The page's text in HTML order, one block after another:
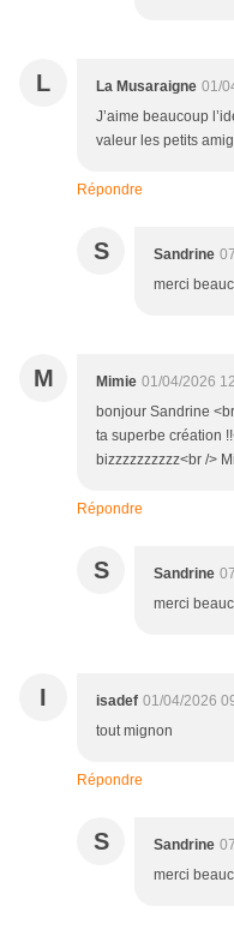
L La Musaraigne 01/
J’aime beaucoup
valeur les petits
Répondre
S Sandrine
merci
M Mimie 01/04/2026
bonjour Sandrine
ta superbe création
bizzzzzzzzzz<br />
Répondre
S Sandrine
merci
I isadef 01/04/2026
tout mignon
Répondre
S Sandrine
merci